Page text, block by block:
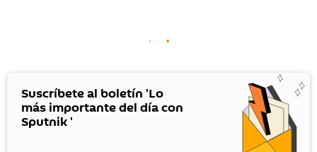
Suscríbete al boletín 'Lo
más importante del día con
Sputnik '